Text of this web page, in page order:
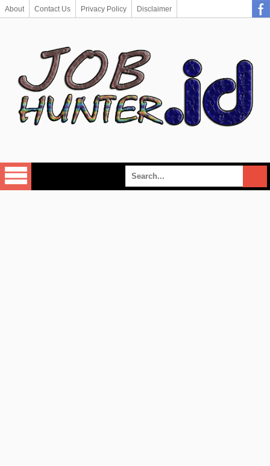
About Contact Us Privacy Policy Disclaimer